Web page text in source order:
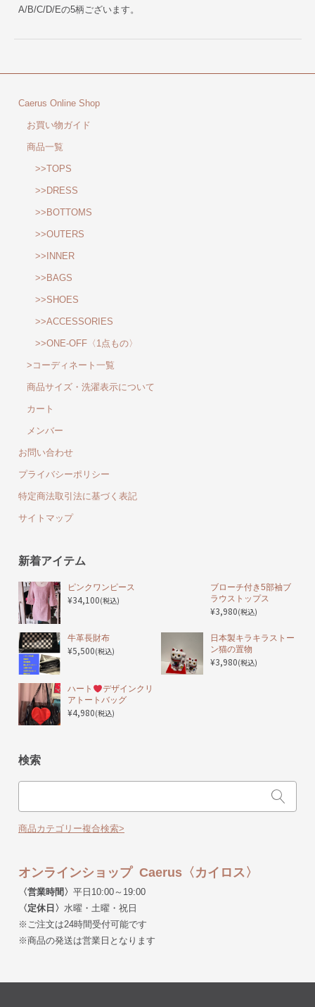
A/B/C/D/Eの5柄ございます。
Caerus Online Shop
お買い物ガイド
商品一覧
>>TOPS
>>DRESS
>>BOTTOMS
>>OUTERS
>>INNER
>>BAGS
>>SHOES
>>ACCESSORIES
>>ONE-OFF〈1点もの〉
>コーディネート一覧
商品サイズ・洗濯表示について
カート
メンバー
お問い合わせ
プライバシーポリシー
特定商法取引法に基づく表記
サイトマップ
新着アイテム
ピンクワンピース
¥34,100(税込)
ブローチ付き5部袖ブ
ラウストップス
¥3,980(税込)
️牛革長財布
¥5,500(税込)
日本製キラキラストー
ン猫の置物
¥3,980(税込)
ハート
デザインクリ
アトートバッグ
¥4,980(税込)
検索
商品カテゴリー複合検索>
オンラインショップ Caerus〈カイロス〉
〈営業時間〉 平日10:00～19:00
〈定休日〉 水曜・土曜・祝日
※ご注文は24時間受付可能です
※商品の発送は営業日となります